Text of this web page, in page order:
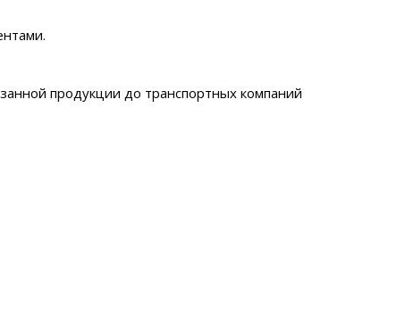
продукции до транспортных компаний